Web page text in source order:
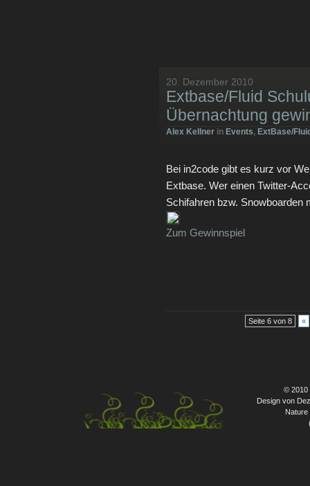
20. Dezember 2010
Extbase/Fluid
Übernachtung
Alex Kellner in Events, ExtBase/
Bei in2code gibt es kurz vor
Extbase. Wer einen Twitter-
Schifahren bzw. Snowboarden
Zum Gewinnspiel
Seite 6 von 8 «
© 2010
Design von
Nature